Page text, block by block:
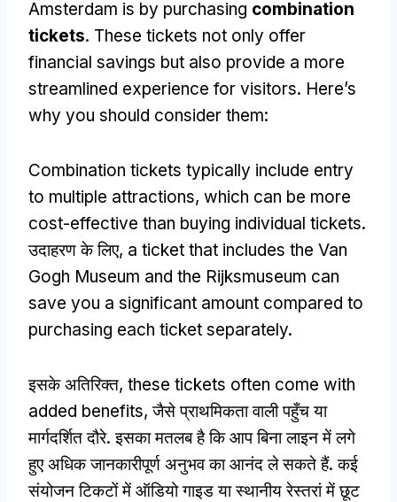
Amsterdam is by purchasing combination
tickets. These tickets not only offer
financial savings but also provide a more
streamlined experience for visitors. Here’s
why you should consider them:
Combination tickets typically include entry
to multiple attractions, which can be more
cost-effective than buying individual tickets.
उदाहरण के लिए, a ticket that includes the Van
Gogh Museum and the Rijksmuseum can
save you a significant amount compared to
purchasing each ticket separately.
इसके अतिरिक्त, these tickets often come with
added benefits, जैसे प्राथमिकता वाली पहुँच या
मार्गदर्शित दौरे. इसका मतलब है कि आप बिना लाइन में लगे
हुए अधिक जानकारीपूर्ण अनुभव का आनंद ले सकते हैं. कई
संयोजन टिकटों में ऑडियो गाइड या स्थानीय रेस्तरां में छूट